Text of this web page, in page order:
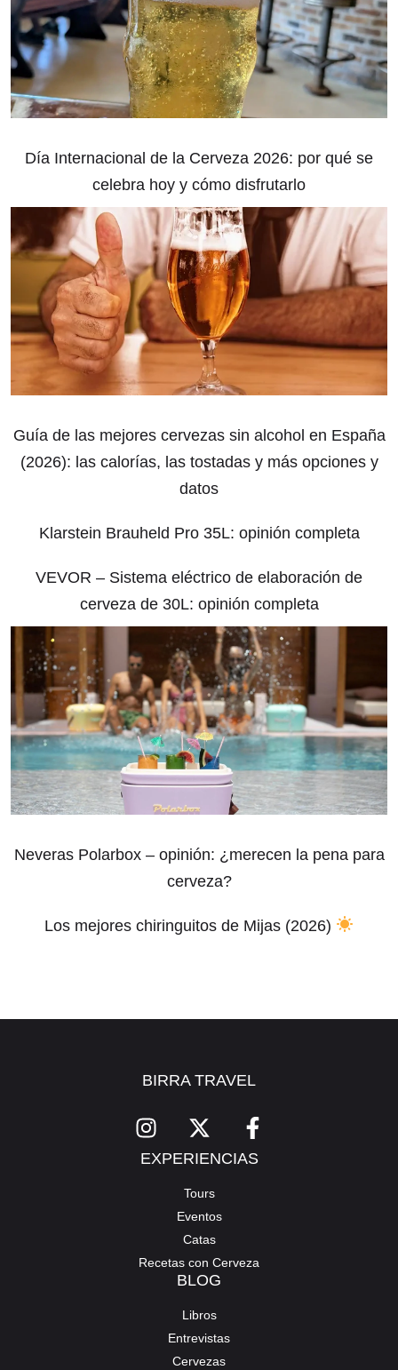
Día Internacional de la Cerveza 2026: por qué se
celebra hoy y cómo disfrutarlo
Guía de las mejores cervezas sin alcohol en España
(2026): las calorías, las tostadas y más opciones y
datos
Klarstein Brauheld Pro 35L: opinión completa
VEVOR – Sistema eléctrico de elaboración de
cerveza de 30L: opinión completa
Neveras Polarbox – opinión: ¿merecen la pena para
cerveza?
Los mejores chiringuitos de Mijas (2026)
BIRRA TRAVEL
EXPERIENCIAS
Tours
Eventos
Catas
Recetas con Cerveza
BLOG
Libros
Entrevistas
Cervezas